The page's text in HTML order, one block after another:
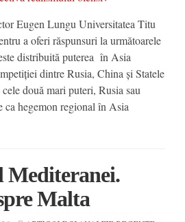
Eugen Lungu Universitatea Titu
a oferi răspunsuri la următoarele
distribuită puterea în Asia
dintre Rusia, China și Statele
două mari puteri, Rusia sau
hegemon regional în Asia
Mediteranei.
Malta